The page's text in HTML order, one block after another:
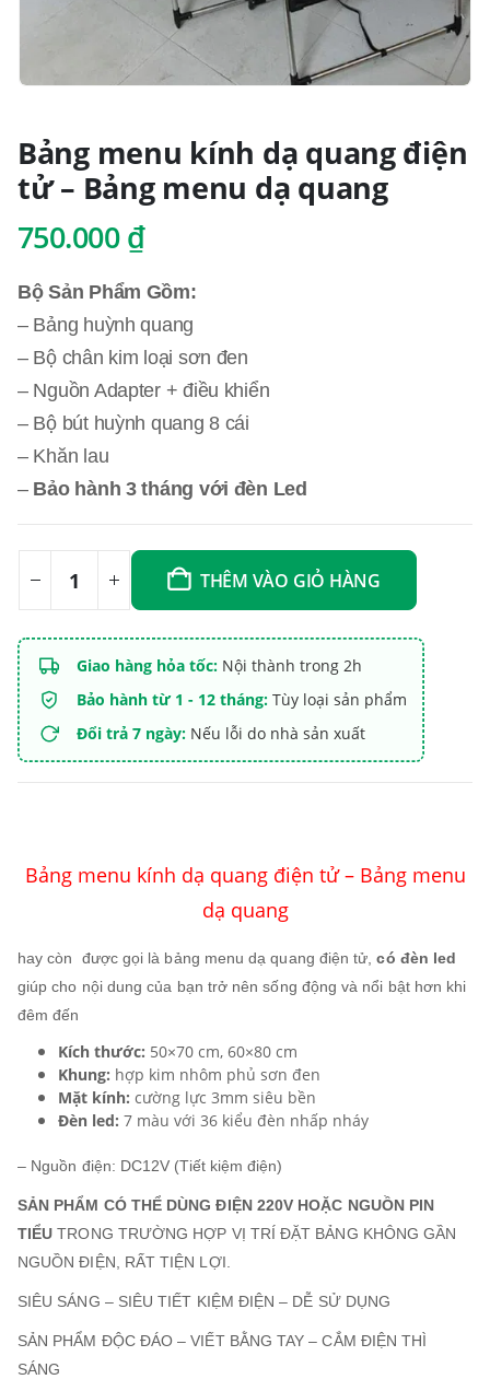
Bảng menu kính dạ quang điện
tử – Bảng menu dạ quang
750.000₫
Bộ Sản Phẩm Gồm:
– Bảng huỳnh quang
– Bộ chân kim loại sơn đen
– Nguồn Adapter + điều khiển
– Bộ bút huỳnh quang 8 cái
– Khăn lau
– Bảo hành 3 tháng với đèn Led
THÊM VÀO GIỎ HÀNG
Giao hàng hỏa tốc:Nội thành trong 2h
Bảo hành từ 1 - 12 tháng:Tùy loại sản phẩm
Đổi trả 7 ngày:Nếu lỗi do nhà sản xuất
Bảng menu kính dạ quang điện tử – Bảng menu
dạ quang
hay còn được gọi là bảng menu dạ quang điện tử,có đèn led
giúp cho nội dung của bạn trở nên sống động và nổi bật hơn khi
đêm đến
Kích thước: 50×70 cm, 60×80 cm
Khung: hợp kim nhôm phủ sơn đen
Mặt kính: cường lực 3mm siêu bền
Đèn led: 7 màu với 36 kiểu đèn nhấp nháy
– Nguồn điện: DC12V (Tiết kiệm điện)
SẢN PHẨM CÓ THỂ DÙNG ĐIỆN 220V HOẶC NGUỒN PIN
TIỂU TRONG TRƯỜNG HỢP VỊ TRÍ ĐẶT BẢNG KHÔNG GẦN
NGUỒN ĐIỆN, RẤT TIỆN LỢI.
SIÊU SÁNG – SIÊU TIẾT KIỆM ĐIỆN – DỄ SỬ DỤNG
SẢN PHẨM ĐỘC ĐÁO – VIẾT BẰNG TAY – CẮM ĐIỆN THÌ
SÁNG